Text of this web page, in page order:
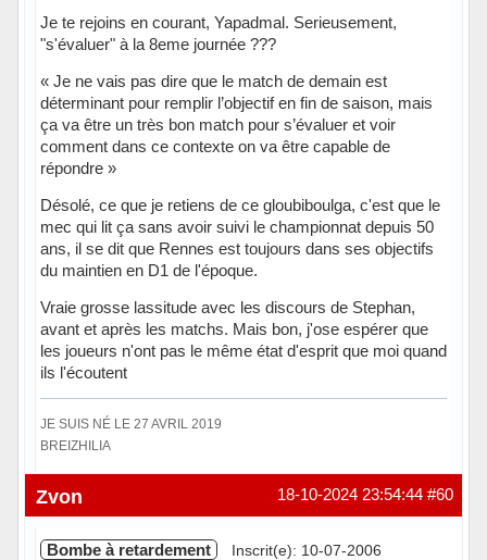
Je te rejoins en courant, Yapadmal. Serieusement,
"s'évaluer" à la 8eme journée ???
« Je ne vais pas dire que le match de demain est
déterminant pour remplir l’objectif en fin de saison, mais
ça va être un très bon match pour s’évaluer et voir
comment dans ce contexte on va être capable de
répondre »
Désolé, ce que je retiens de ce gloubiboulga, c'est que le
mec qui lit ça sans avoir suivi le championnat depuis 50
ans, il se dit que Rennes est toujours dans ses objectifs
du maintien en D1 de l'époque.
Vraie grosse lassitude avec les discours de Stephan,
avant et après les matchs. Mais bon, j'ose espérer que
les joueurs n'ont pas le même état d'esprit que moi quand
ils l'écoutent
JE SUIS NÉ LE 27 AVRIL 2019
BREIZHILIA
Hors ligne #60
18-10-2024 23:54:44
Zvon
Bombe à retardement
Inscrit(e): 10-07-2006